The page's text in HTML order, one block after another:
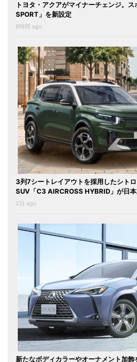
トヨタ・アクアがマイナーチェンジ。
SPORT」を新設定
8時間 ago
3列7シートレイアウトを採用したシト
SUV「C3 AIRCROSS HYBRID」が日
2日 ago
新たなボディカラーやオーナメント加飾